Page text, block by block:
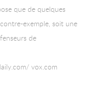
que de quelques
exemple, soit une
de
vox.com